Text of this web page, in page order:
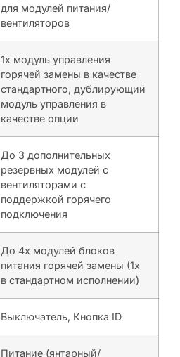
для модулей питания/
вентиляторов
1x модуль управления
горячей замены в качестве
стандартного, дублирующий
модуль управления в
качестве опции
До 3 дополнительных
резервных модулей с
вентиляторами с
поддержкой горячего
подключения
До 4x модулей блоков
питания горячей замены (1x
в стандартном исполнении)
Выключатель, Кнопка ID
Питание (янтарный/